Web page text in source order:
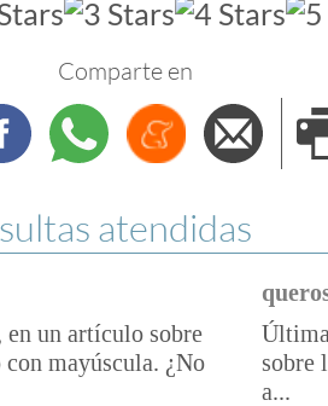
Comparte en
FacebookWhatsappMenéame
atendidas
en un artículo sobre
mayúscula. ¿No
sobre
a...